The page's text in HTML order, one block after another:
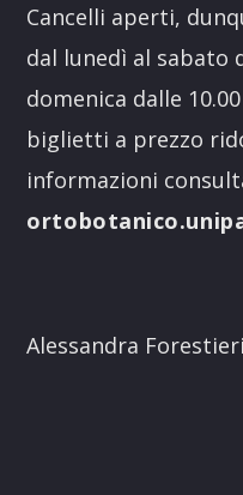
Cancelli aperti,
dal lunedì al sabato
domenica dalle
biglietti a prezzo
informazioni
Alessandra Forestieri